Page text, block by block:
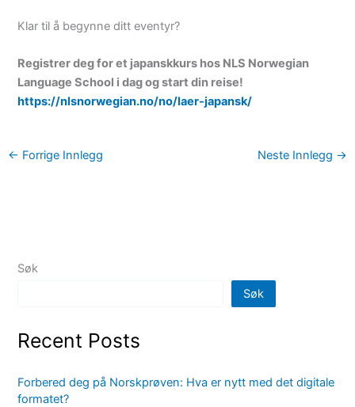
Klar til å begynne ditt eventyr?
Registrer deg for et japanskkurs hos NLS Norwegian
Language School i dag og start din reise!
https://nlsnorwegian.no/no/laer-japansk/
← Forrige Innlegg Neste Innlegg →
Søk
Søk
Recent Posts
Forbered deg på Norskprøven: Hva er nytt med det digitale
formatet?